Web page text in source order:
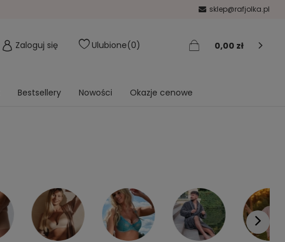
sklep@rafjolka.pl
Zaloguj się Ulubione 0 0,00 zł
Bestsellery Nowości Okazje cenowe